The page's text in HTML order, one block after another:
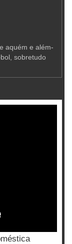
aquém e além-
sobretudo